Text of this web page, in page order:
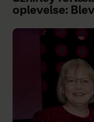
oplevelse: